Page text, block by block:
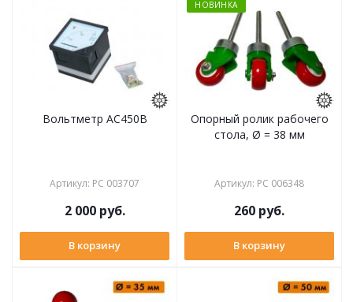
Вольтметр АС450В
Артикул: РС 003707
2 000руб.
В корзину
НОВИНКА
Опорный ролик рабочего
стола, Ø = 38 мм
Артикул: РС 006348
260 руб.
В корзину